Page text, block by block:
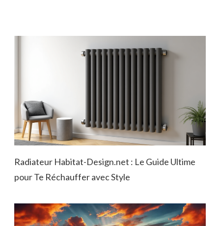
Radiateur Habitat-Design.net : Le Guide Ultime
pour Te Réchauffer avec Style